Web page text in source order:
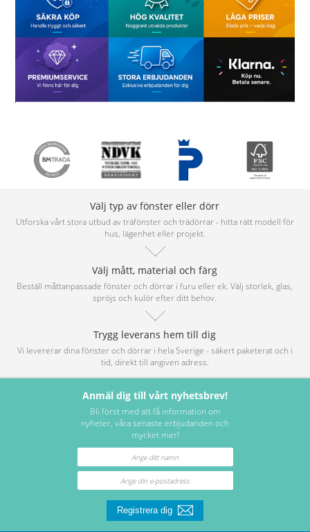
Välj typ av fönster eller dörr
Utforska vårt stora utbud av träfönster och trädörrar - hitta rätt modell för
hus, lägenhet eller projekt.
Välj mått, material och färg
Beställ måttanpassade fönster och dörrar i furu eller ek. Välj storlek, glas,
spröjs och kulör efter ditt behov.
Trygg leverans hem till dig
Vi levererar dina fönster och dörrar i hela Sverige - säkert paketerat och i
tid, direkt till angiven adress.
Anmäl dig till vårt nyhetsbrev!
Bli först med att få information om
nyheter, våra senaste erbjudanden och
mycket mer!
Registrera dig